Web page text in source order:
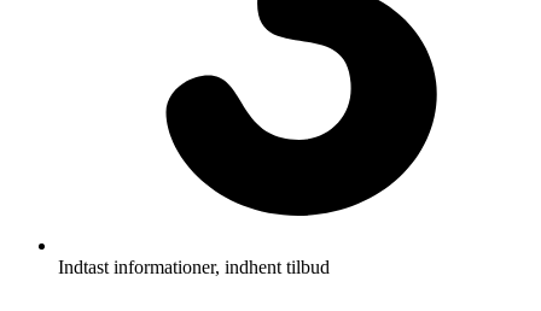
Indtast informationer, indhent tilbud